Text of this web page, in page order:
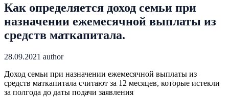
Как определяется доход семьи при
назначении ежемесячной выплаты из
средств маткапитала.
28.09.2021 author
Доход семьи при назначении ежемесячной выплаты из
средств маткапитала считают за 12 месяцев, которые истекли
за полгода до даты подачи заявления